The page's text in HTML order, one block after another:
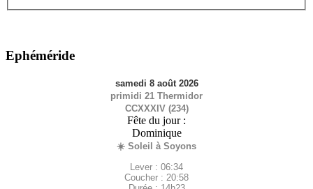
Ephéméride
samedi 8 août 2026
primidi 21 Thermidor
CCXXXIV (234)
Fête du jour :
Dominique
☀️ Soleil à Soyons
Lever : 06:34
Coucher : 20:58